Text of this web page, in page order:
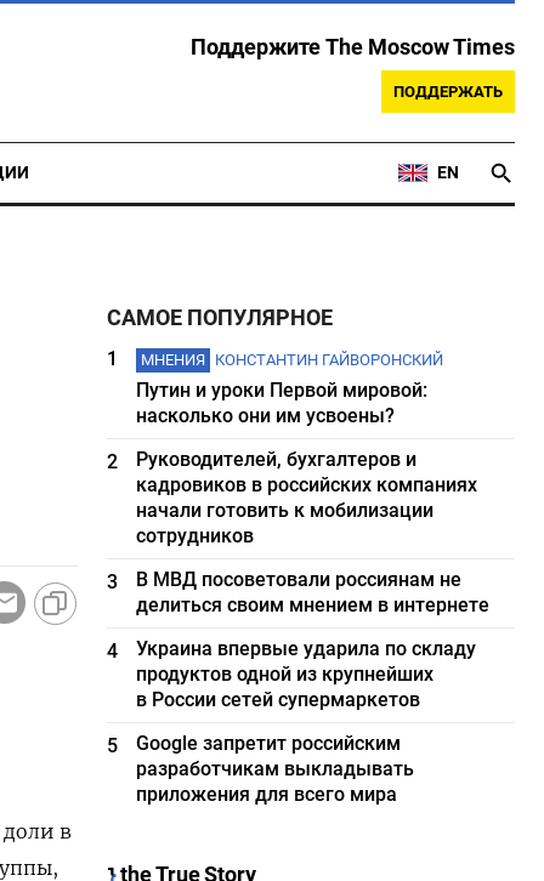
Поддержите The Moscow Times
ПОДДЕРЖАТЬ
EN
в
САМОЕ ПОПУЛЯРНОЕ
1 МНЕНИЯ КОНСТАНТИН ГАЙВОРОНСКИЙ
Путин и уроки Первой мировой:
насколько они им усвоены?
2
Руководителей, бухгалтеров и
кадровиков в российских компаниях
начали готовить к мобилизации
сотрудников
3
В МВД посоветовали россиянам не
делиться своим мнением в интернете
4
Украина впервые ударила по складу
продуктов одной из крупнейших
в России сетей супермаркетов
5
Google запретит российским
разработчикам выкладывать
приложения для всего мира